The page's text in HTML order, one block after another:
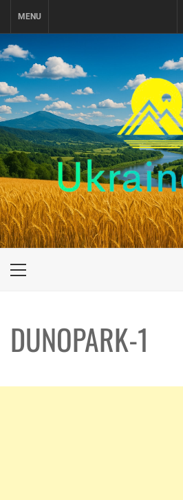
MENU
UKRAINE-IS
ПОДОРОЖI ПО УКРАЇНІ
Primary
DUNOPARK-1